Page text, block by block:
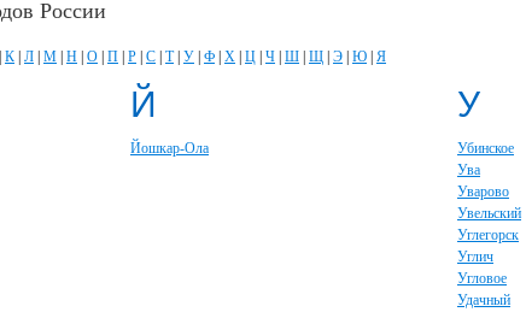
России
К Л М Н О П Р С Т| У Ф Х Ц Ч Ш Щ Э Ю Я
Й
Йошкар-Ола
У
Убинское
Ува
Уварово
Увельский
Углегорск
Углич
Угловое
Удачный